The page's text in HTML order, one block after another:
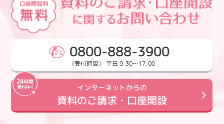
0800-888-3900
〈受付時間〉 平日 9:30～17:00
インターネットからの
資料のご請求・口座開設